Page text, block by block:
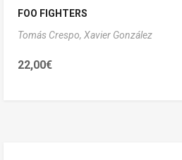
FOO FIGHTERS
Tomás Crespo, Xavier González
22,00€